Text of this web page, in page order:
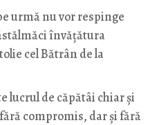
urmă nu vor respinge
învățătura
cel Bătrân de la
lucrul de căpătâi chiar și
compromis, dar și fără